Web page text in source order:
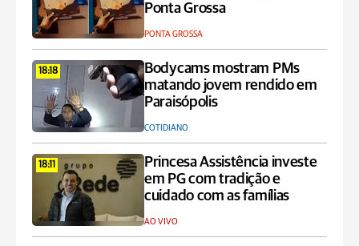
Ponta Grossa
PONTA GROSSA
18:18
Bodycams mostram PMs
matando jovem rendido em
Paraisópolis
COTIDIANO
18:11
Princesa Assistência investe
em PG com tradição e
cuidado com as famílias
AO VIVO